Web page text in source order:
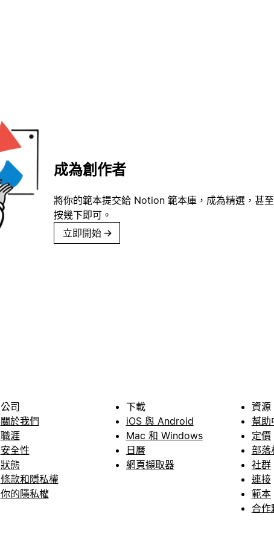
成為創作者
將你的範本提交給 Notion 範本庫，成為精選，甚
按幾下即可。
立即開始 →
公司
關於我們
職涯
安全性
狀態
條款和隱私權
你的隱私權
下載
iOS 與 Android
Mac 和 Windows
日曆
網頁擷取器
資源
幫助
定價
部落
社群
連接
範本
合作